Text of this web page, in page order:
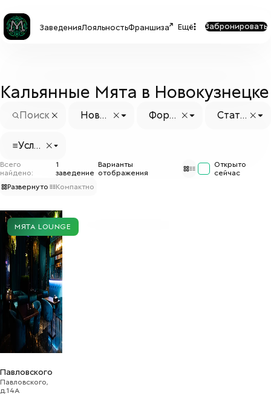
ЗаведенияЛояльностьФраншиза Ещё Забронировать
Кальянные Мята в Новокузнецке
Новок
Форм
Стату
Услуг
Всего
найдено:
1
заведение
Варианты
отображения
Открыто
сейчас
Развернуто
Компактно
МЯТА LOUNGE
Павловского
Павловского,
д.14А